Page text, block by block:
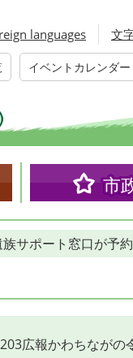
languages 文
イベントカレンダー
市
族サポート窓口が予
広報かわちながの